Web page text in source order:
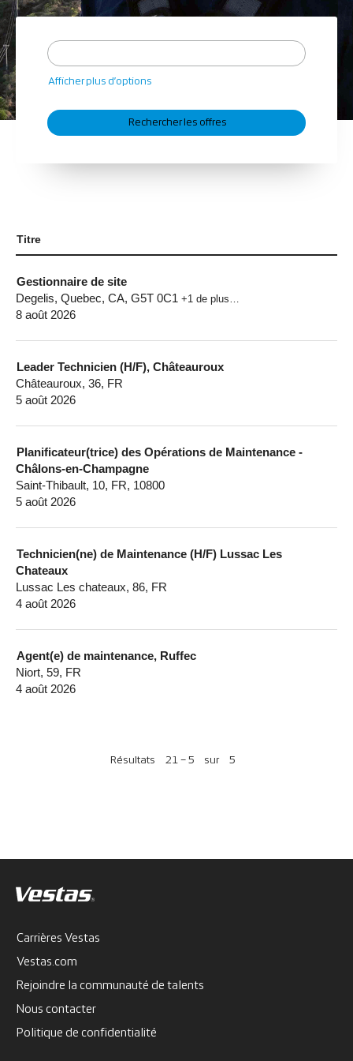
Afficher plus d’options
Titre
Gestionnaire de site
Degelis, Quebec, CA, G5T 0C1 +1 de plus…
8 août 2026
Leader Technicien (H/F), Châteauroux
Châteauroux, 36, FR
5 août 2026
Planificateur(trice) des Opérations de Maintenance -
Châlons-en-Champagne
Saint-Thibault, 10, FR, 10800
5 août 2026
Technicien(ne) de Maintenance (H/F) Lussac Les
Chateaux
Lussac Les chateaux, 86, FR
4 août 2026
Agent(e) de maintenance, Ruffec
Niort, 59, FR
4 août 2026
Résultats 21 – 5 sur 5
Carrières Vestas
Vestas.com
Rejoindre la communauté de talents
Nous contacter
Politique de confidentialité